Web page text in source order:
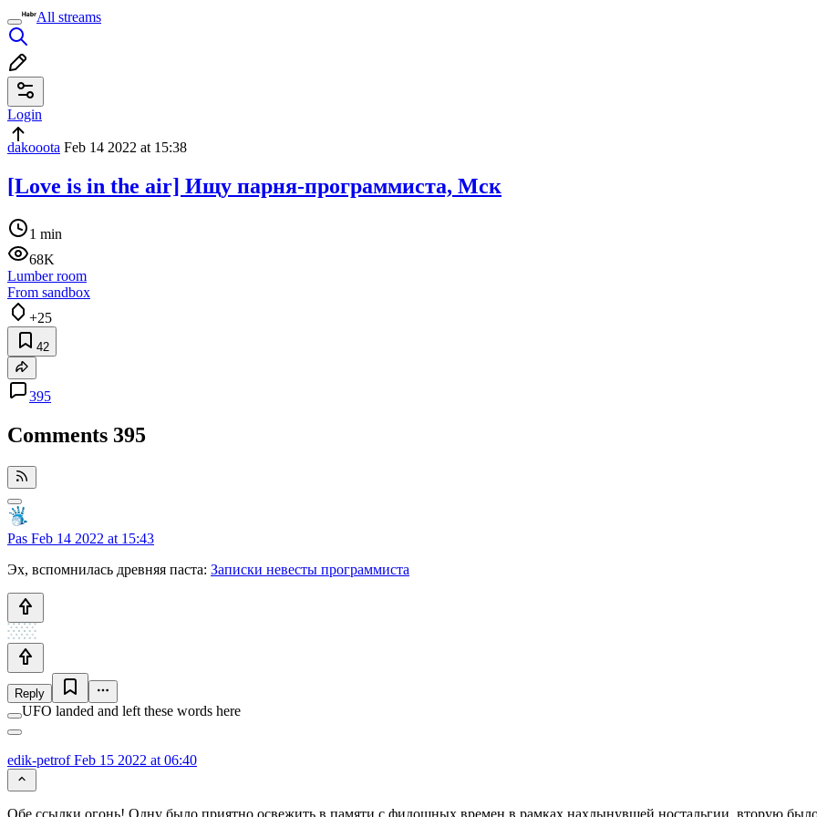
All streams
Login
dakooota Feb 14 2022 at 15:38
[Love is in the air] Ищу парня-программиста, Мск
1 min
68K
Lumber room
From sandbox
+25
42
395
Comments 395
Pas Feb 14 2022 at 15:43
Эх, вспомнилась древняя паста: Записки невесты программиста
Reply
UFO landed and left these words here
edik-petrofFeb 15 2022 at 06:40
Обе ссылки огонь! Одну было приятно освежить в памяти с фидошных времен в рамках нахлынувшей ностальгии, вторую